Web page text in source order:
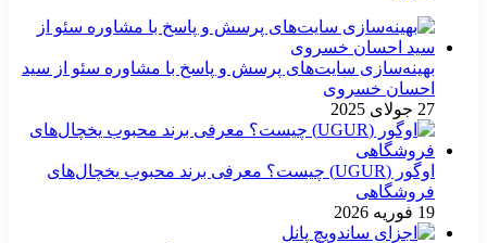
بهینه‌سازی سایت‌های پرسش و پاسخ با مشاوره سئو از سید
احسان خسروی
اوگور (UGUR) چیست؟ معرفی برند محبوب یخچال‌های
فروشگاهی